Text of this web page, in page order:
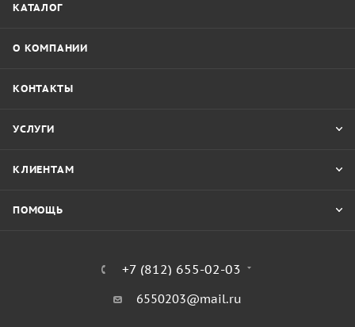
КАТАЛОГ
О КОМПАНИИ
КОНТАКТЫ
УСЛУГИ
КЛИЕНТАМ
ПОМОЩЬ
+7 (812) 655-02-03
6550203@mail.ru